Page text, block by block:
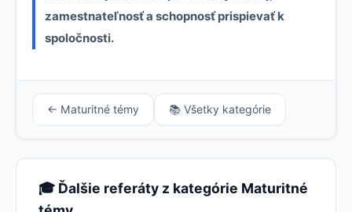
zamestnateľnosť a schopnosť prispievať k
spoločnosti.
← Maturitné témy 📚 Všetky kategórie
🎓 Ďalšie referáty z kategórie Maturitné